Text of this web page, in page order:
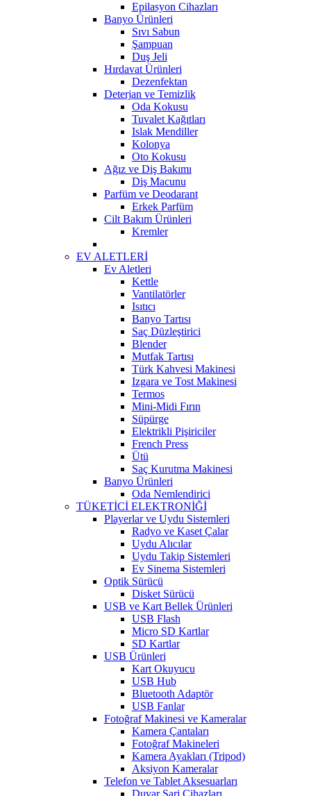
Epilasyon Cihazları
Banyo Ürünleri
Sıvı Sabun
Şampuan
Duş Jeli
Hırdavat Ürünleri
Dezenfektan
Deterjan ve Temizlik
Oda Kokusu
Tuvalet Kağıtları
Islak Mendiller
Kolonya
Oto Kokusu
Ağız ve Diş Bakımı
Diş Macunu
Parfüm ve Deodarant
Erkek Parfüm
Cilt Bakım Ürünleri
Kremler
EV ALETLERİ
Ev Aletleri
Kettle
Vantilatörler
Isıtıcı
Banyo Tartısı
Saç Düzleştirici
Blender
Mutfak Tartısı
Türk Kahvesi Makinesi
Izgara ve Tost Makinesi
Termos
Mini-Midi Fırın
Süpürge
Elektrikli Pişiriciler
French Press
Ütü
Saç Kurutma Makinesi
Banyo Ürünleri
Oda Nemlendirici
TÜKETİCİ ELEKTRONİĞİ
Playerlar ve Uydu Sistemleri
Radyo ve Kaset Çalar
Uydu Alıcılar
Uydu Takip Sistemleri
Ev Sinema Sistemleri
Optik Sürücü
Disket Sürücü
USB ve Kart Bellek Ürünleri
USB Flash
Micro SD Kartlar
SD Kartlar
USB Ürünleri
Kart Okuyucu
USB Hub
Bluetooth Adaptör
USB Fanlar
Fotoğraf Makinesi ve Kameralar
Kamera Çantaları
Fotoğraf Makineleri
Kamera Ayakları (Tripod)
Aksiyon Kameralar
Telefon ve Tablet Aksesuarları
Duvar Şarj Cihazları